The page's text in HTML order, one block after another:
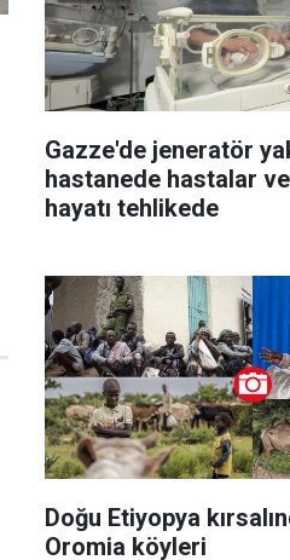
Gazze'de jeneratör
hastanede hastalar
hayatı tehlikede
Doğu Etiyopya
Oromia köyleri